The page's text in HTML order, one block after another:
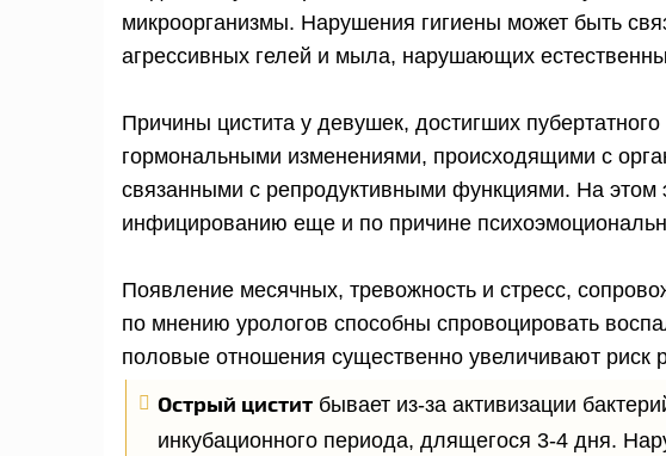
микроорганизмы. Нарушения гигиены может быть
агрессивных гелей и мыла, нарушающих
Причины цистита у девушек, достигших
гормональными изменениями, происходящими с
связанными с репродуктивными функциями. На этом
инфицированию еще и по причине
Появление месячных, тревожность и стресс,
по мнению урологов способны спровоцировать
половые отношения существенно увеличивают риск
Острый цистит бывает из-за активизации
инкубационного периода, длящегося 3-4 дня.